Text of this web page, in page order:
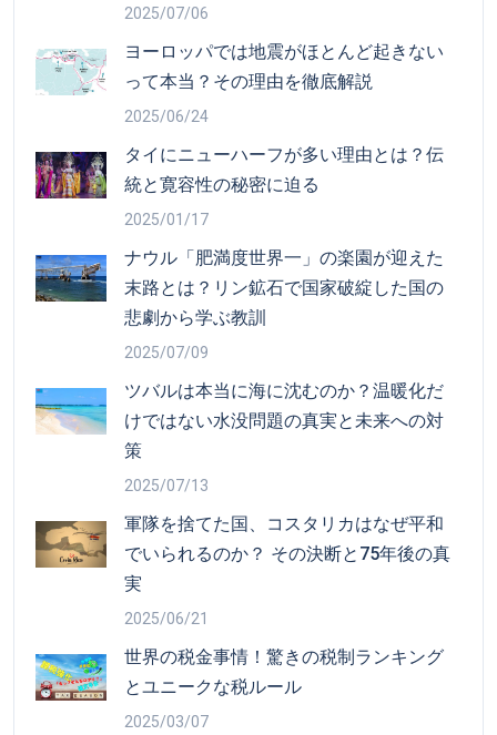
2025/07/06
ヨーロッパでは地震がほとんど起きない
って本当？その理由を徹底解説
2025/06/24
タイにニューハーフが多い理由とは？伝
統と寛容性の秘密に迫る
2025/01/17
ナウル「肥満度世界一」の楽園が迎えた
末路とは？リン鉱石で国家破綻した国の
悲劇から学ぶ教訓
2025/07/09
ツバルは本当に海に沈むのか？温暖化だ
けではない水没問題の真実と未来への対
策
2025/07/13
軍隊を捨てた国、コスタリカはなぜ平和
でいられるのか？ その決断と75年後の真
実
2025/06/21
世界の税金事情！驚きの税制ランキング
とユニークな税ルール
2025/03/07